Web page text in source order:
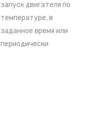
запуск двигателя по
температуре, в
заданное время или
периодически